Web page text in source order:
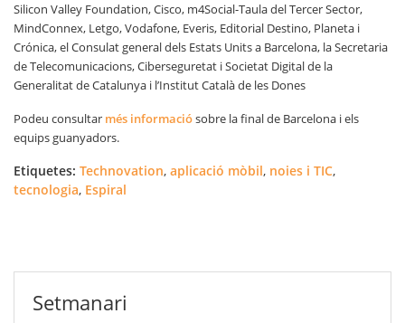
Silicon Valley Foundation, Cisco, m4Social-Taula del Tercer Sector,
MindConnex, Letgo, Vodafone, Everis, Editorial Destino, Planeta i
Crónica, el Consulat general dels Estats Units a Barcelona, la Secretaria
de Telecomunicacions, Ciberseguretat i Societat Digital de la
Generalitat de Catalunya i l’Institut Català de les Dones
Podeu consultar més informaciósobre la final de Barcelona i els
equips guanyadors.
Etiquetes: Technovation, aplicació mòbil, noies i TIC,
tecnologia, Espiral
Setmanari